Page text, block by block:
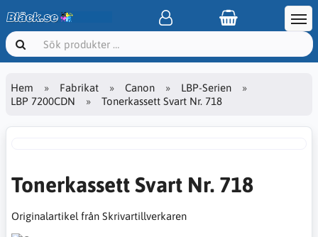
Hem Fabrikat Canon
LBP-Serien
LBP 7200CDN
Tonerkassett Svart Nr. 718
Tonerkassett Svart Nr. 718
Originalartikel från Skrivartillverkaren